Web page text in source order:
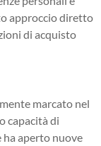
approccio diretto
di acquisto
marcato nel
capacità di
aperto nuove